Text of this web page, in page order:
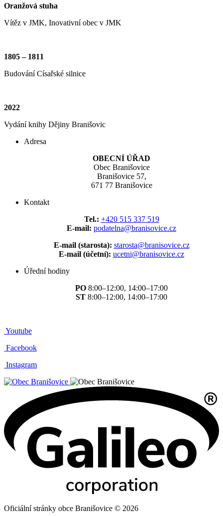
Oranžová stuha
Vítěz v JMK, Inovativní obec v JMK
1805 – 1811
Budování Císařské silnice
2022
Vydání knihy Dějiny Branišovic
Adresa
OBECNÍ ÚŘAD
Obec Branišovice
Branišovice 57,
671 77 Branišovice
Kontakt
Tel.: +420 515 337 519
E-mail: podatelna@branisovice.cz
E-mail (starosta): starosta@branisovice.cz
E-mail (účetní): ucetni@branisovice.cz
Úřední hodiny
PO 8:00–12:00, 14:00–17:00
ST 8:00–12:00, 14:00–17:00
Youtube
Facebook
Instagram
Oficiální stránky obce Branišovice © 2026